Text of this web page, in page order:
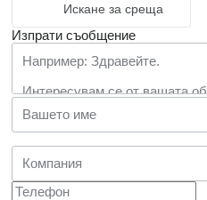
Искане за среща
Изпрати съобщение